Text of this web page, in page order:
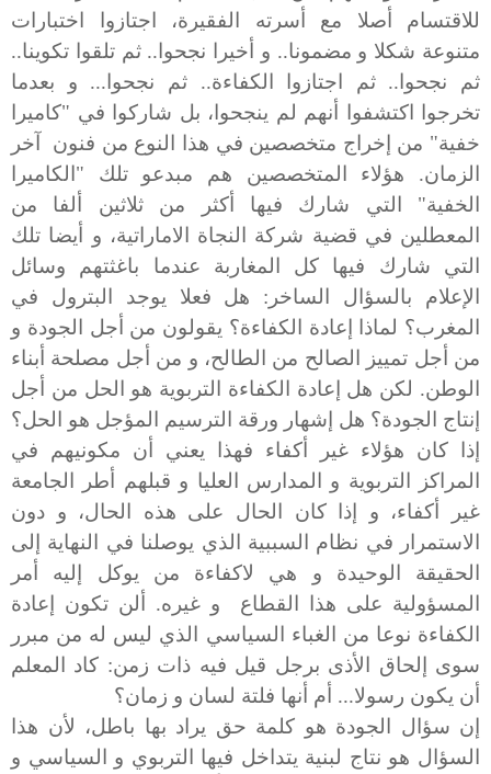
للاقتسام أصلا مع أسرته الفقيرة، اجتازوا اختبارات
متنوعة شكلا و مضمونا.. و أخيرا نجحوا.. ثم تلقوا تكوينا..
ثم نجحوا.. ثم اجتازوا الكفاءة.. ثم نجحوا... و بعدما
تخرجوا اكتشفوا أنهم لم ينجحوا، بل شاركوا في "كاميرا
خفية" من إخراج متخصصين في هذا النوع من فنون آخر
الزمان. هؤلاء المتخصصين هم مبدعو تلك "الكاميرا
الخفية" التي شارك فيها أكثر من ثلاثين ألفا من
المعطلين في قضية شركة النجاة الاماراتية، و أيضا تلك
التي شارك فيها كل المغاربة عندما باغثتهم وسائل
الإعلام بالسؤال الساخر: هل فعلا يوجد البترول في
المغرب؟ لماذا إعادة الكفاءة؟ يقولون من أجل الجودة و
من أجل تمييز الصالح من الطالح، و من أجل مصلحة أبناء
الوطن. لكن هل إعادة الكفاءة التربوية هو الحل من أجل
إنتاج الجودة؟ هل إشهار ورقة الترسيم المؤجل هو الحل؟
إذا كان هؤلاء غير أكفاء فهذا يعني أن مكونيهم في
المراكز التربوية و المدارس العليا و قبلهم أطر الجامعة
غير أكفاء، و إذا كان الحال على هذه الحال، و دون
الاستمرار في نظام السببية الذي يوصلنا في النهاية إلى
الحقيقة الوحيدة و هي لاكفاءة من يوكل إليه أمر
المسؤولية على هذا القطاع و غيره. ألن تكون إعادة
الكفاءة نوعا من الغباء السياسي الذي ليس له من مبرر
سوى إلحاق الأذى برجل قيل فيه ذات زمن: كاد المعلم
أن يكون رسولا... أم أنها فلتة لسان و زمان؟
إن سؤال الجودة هو كلمة حق يراد بها باطل، لأن هذا
السؤال هو نتاج لبنية يتداخل فيها التربوي و السياسي و